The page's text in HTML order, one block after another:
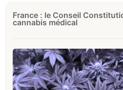
France : le Conseil
cannabis médical